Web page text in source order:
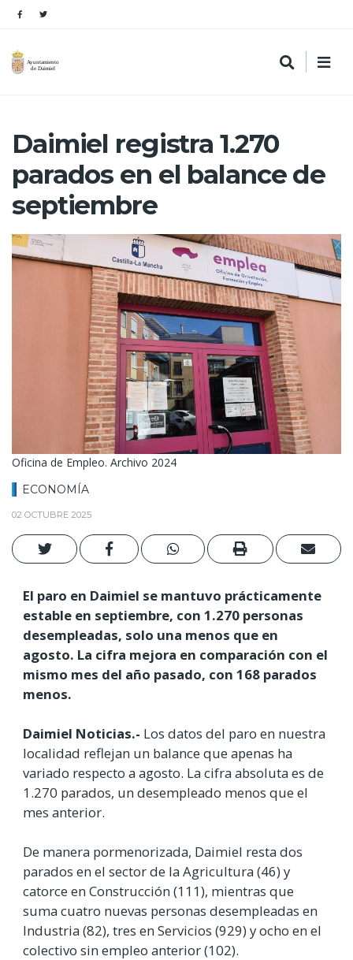
Daimiel registra 1.270
parados en el balance de
septiembre
Oficina de Empleo. Archivo 2024
ECONOMÍA
02 OCTUBRE 2025
El paro en Daimiel se mantuvo prácticamente
estable en septiembre, con 1.270 personas
desempleadas, solo una menos que en
agosto. La cifra mejora en comparación con el
mismo mes del año pasado, con 168 parados
menos.
Daimiel Noticias.- Los datos del paro en nuestra
localidad reflejan un balance que apenas ha
variado respecto a agosto. La cifra absoluta es de
1.270 parados, un desempleado menos que el
mes anterior.
De manera pormenorizada, Daimiel resta dos
parados en el sector de la Agricultura (46) y
catorce en Construcción (111), mientras que
suma cuatro nuevas personas desempleadas en
Industria (82), tres en Servicios (929) y ocho en el
colectivo sin empleo anterior (102).